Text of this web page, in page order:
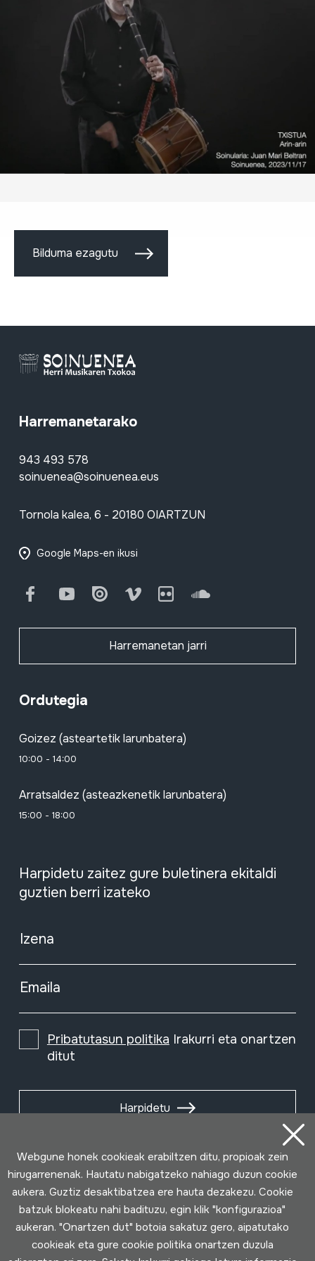
Bilduma ezagutu
Harremanetarako
943 493 578
soinuenea@soinuenea.eus
Tornola kalea, 6 - 20180 OIARTZUN
Google Maps-en ikusi
FacebookYoutube Issuu Vimeo Flickr SoundCloud
Harremanetan jarri
Ordutegia
Goizez (asteartetik larunbatera)
10:00 - 14:00
Arratsaldez (asteazkenetik larunbatera)
15:00 - 18:00
Harpidetu zaitez gure buletinera ekitaldi
guztien berri izateko
Izena
Emaila
Pribatutasun politika Irakurri eta onartzen
ditut
Harpidetu
Webgune honek cookieak erabiltzen ditu, propioak zein
hirugarrenenak. Hautatu nabigatzeko nahiago duzun cookie
aukera. Guztiz desaktibatzea ere hauta dezakezu. Cookie
batzuk blokeatu nahi badituzu, egin klik "konfigurazioa"
aukeran. "Onartzen dut" botoia sakatuz gero, aipatutako
cookieak eta gure cookie politika onartzen duzula